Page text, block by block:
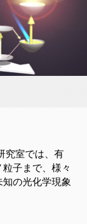
究室では、有
子まで、様々
の光化学現象